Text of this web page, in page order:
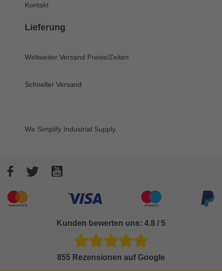
Kontakt
Lieferung
Weltweiter Versand Preise/Zeiten
Schneller Versand
We Simplify Industrial Supply.
FacebookTwitterYouTube
Kunden bewerten uns: 4.8 / 5
855 Rezensionen auf Google